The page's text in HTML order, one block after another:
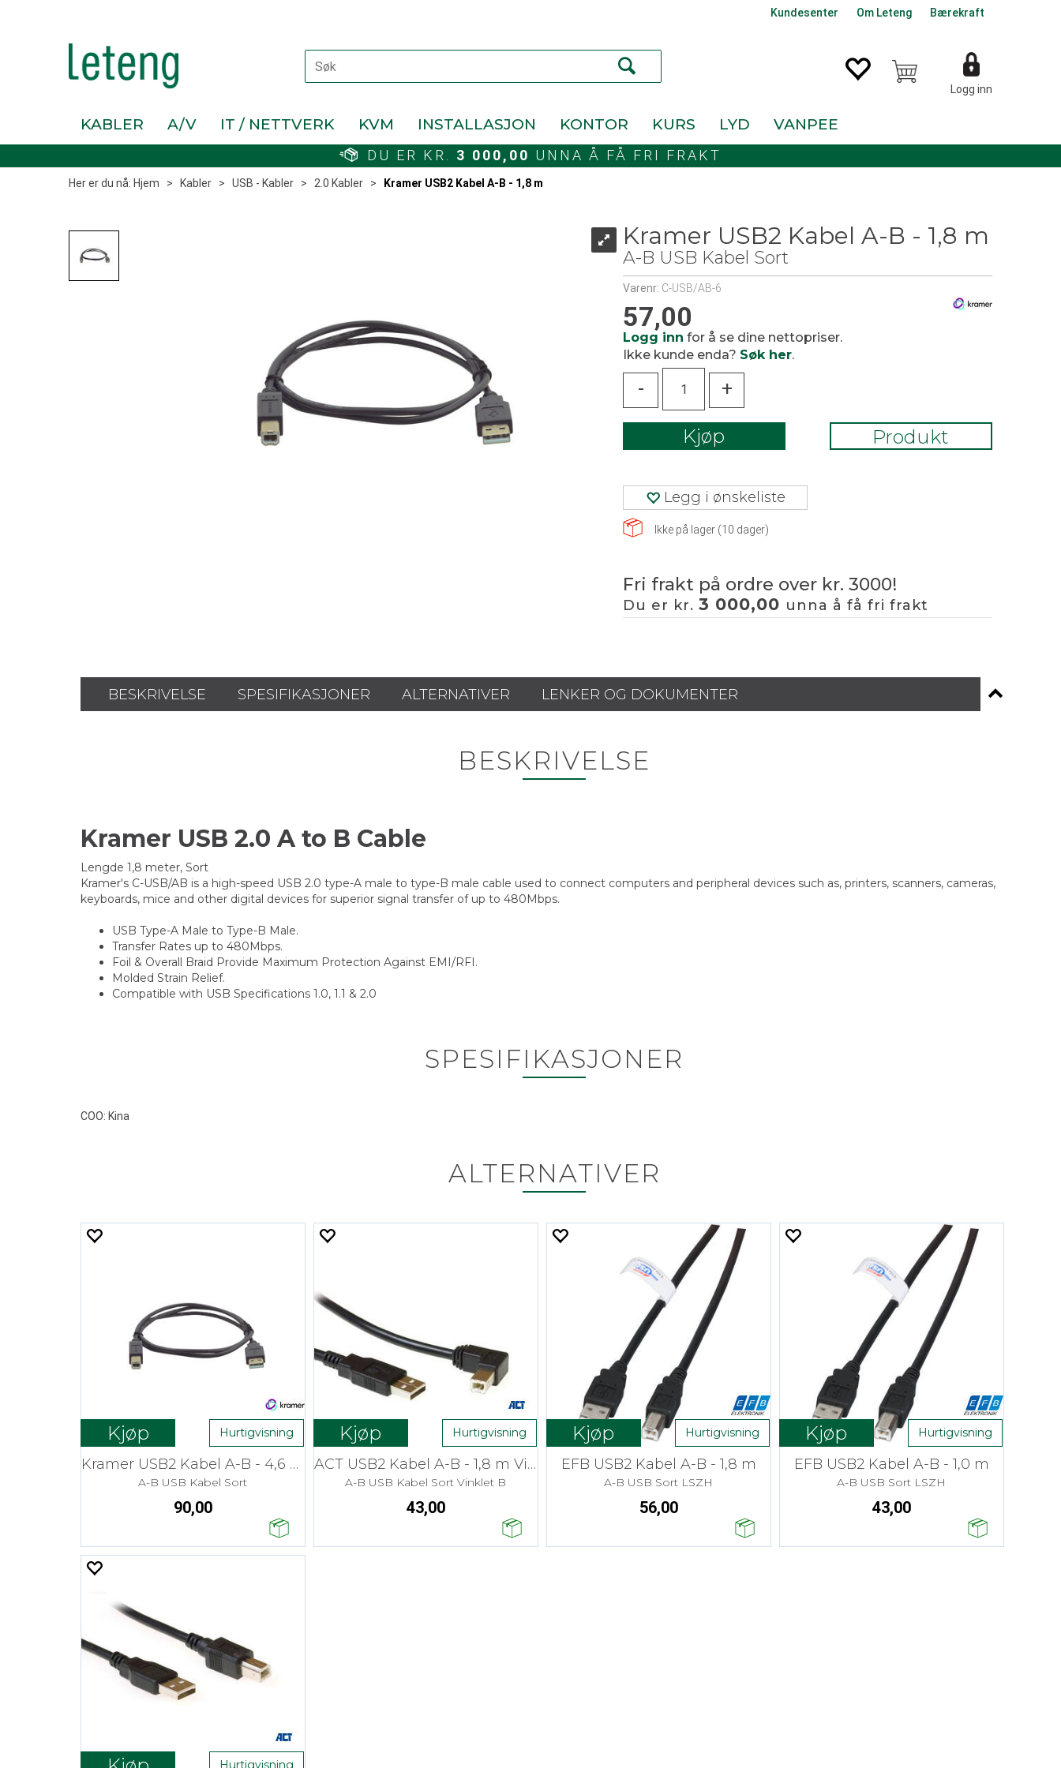
Kundesenter Om Leteng Bærekraft
Logg inn
KABLER A/V IT / NETTVERK KVM INSTALLASJON KONTOR KURS LYD VANPEE
DU ER KR. 3 000,00 UNNA Å FÅ FRI FRAKT
Her er du nå: Hjem > Kabler > USB - Kabler > 2.0 Kabler > Kramer USB2 Kabel A-B - 1,8 m
Kramer USB2 Kabel A-B - 1,8 m
A-B USB Kabel Sort
Varenr: C-USB/AB-6
57,00
Logg inn for å se dine nettopriser.
Ikke kunde enda? Søk her.
- +
Kjøp Produkt
Legg i ønskeliste
Ikke på lager (10 dager)
Fri frakt på ordre over kr. 3000!
Du er kr. 3 000,00 unna å få fri frakt
BESKRIVELSE SPESIFIKASJONER ALTERNATIVER LENKER OG DOKUMENTER
BESKRIVELSE
Kramer USB 2.0 A to B Cable
Lengde 1,8 meter, Sort
Kramer's C-USB/AB is a high-speed USB 2.0 type-A male to type-B male cable used to connect computers and peripheral devices such as, printers, scanners, cameras,
keyboards, mice and other digital devices for superior signal transfer of up to 480Mbps.
USB Type-A Male to Type-B Male.
Transfer Rates up to 480Mbps.
Foil & Overall Braid Provide Maximum Protection Against EMI/RFI.
Molded Strain Relief.
Compatible with USB Specifications 1.0, 1.1 & 2.0
SPESIFIKASJONER
COO: Kina
ALTERNATIVER
Kjøp Hurtigvisning
Kramer USB2 Kabel A-B - 4,6 m
A-B USB Kabel Sort
90,00
Kjøp Hurtigvisning
ACT USB2 Kabel A-B - 1,8 m Vinklet
A-B USB Kabel Sort Vinklet B
43,00
Kjøp Hurtigvisning
EFB USB2 Kabel A-B - 1,8 m
A-B USB Sort LSZH
56,00
Kjøp Hurtigvisning
EFB USB2 Kabel A-B - 1,0 m
A-B USB Sort LSZH
43,00
Hurtigvisning